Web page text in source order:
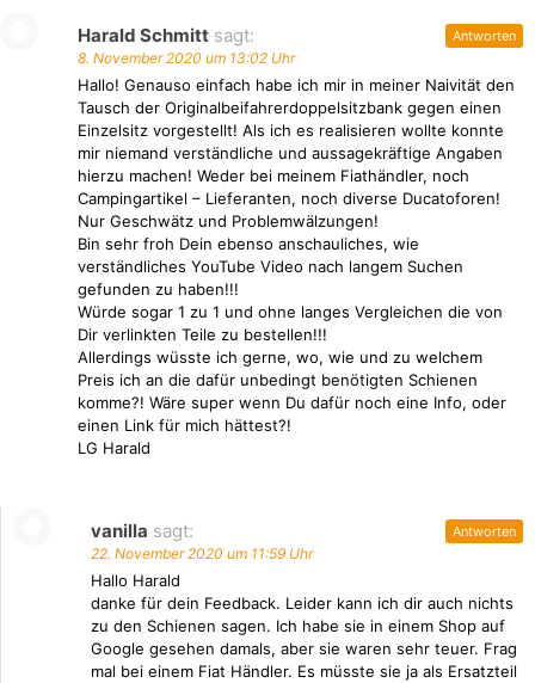
Harald Schmitt sagt:
8. November 2020 um 13:02 Uhr
Hallo! Genauso einfach habe ich mir in meiner Naivität den
Tausch der Originalbeifahrerdoppelsitzbank gegen einen
Einzelsitz vorgestellt! Als ich es realisieren wollte konnte
mir niemand verständliche und aussagekräftige Angaben
hierzu machen! Weder bei meinem Fiathändler, noch
Campingartikel – Lieferanten, noch diverse Ducatoforen!
Nur Geschwätz und Problemwälzungen!
Bin sehr froh Dein ebenso anschauliches, wie
verständliches YouTube Video nach langem Suchen
gefunden zu haben!!!
Würde sogar 1 zu 1 und ohne langes Vergleichen die von
Dir verlinkten Teile zu bestellen!!!
Allerdings wüsste ich gerne, wo, wie und zu welchem
Preis ich an die dafür unbedingt benötigten Schienen
komme?! Wäre super wenn Du dafür noch eine Info, oder
einen Link für mich hättest?!
LG Harald
Antworten
vanilla sagt:
22. November 2020 um 11:59 Uhr
Hallo Harald
danke für dein Feedback. Leider kann ich dir auch nichts
zu den Schienen sagen. Ich habe sie in einem Shop auf
Google gesehen damals, aber sie waren sehr teuer. Frag
mal bei einem Fiat Händler. Es müsste sie ja als Ersatzteil
Antworten